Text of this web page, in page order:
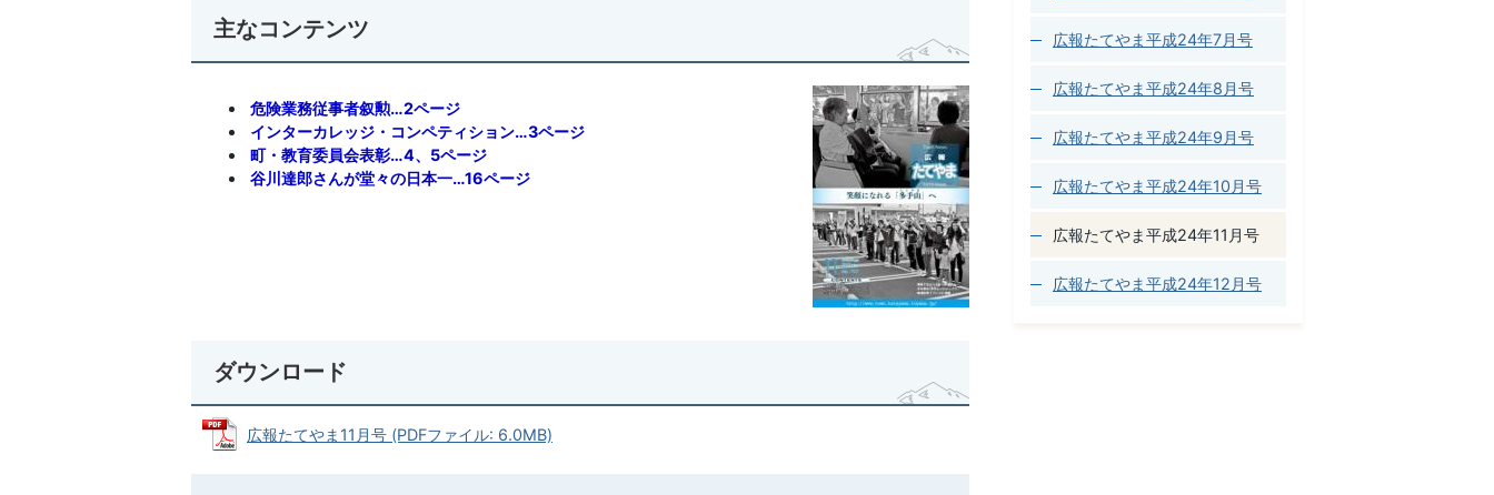
主なコンテンツ
危険業務従事者叙勲…2ページ
インターカレッジ・コンペティション…3ページ
町・教育委員会表彰…4、5ページ
谷川達郎さんが堂々の日本一…16ページ
ダウンロード
広報たてやま11月号 (PDFファイル: 6.0MB)
広報たてやま平成24年7月号
広報たてやま平成24年8月号
広報たてやま平成24年9月号
広報たてやま平成24年10月号
広報たてやま平成24年11月号
広報たてやま平成24年12月号